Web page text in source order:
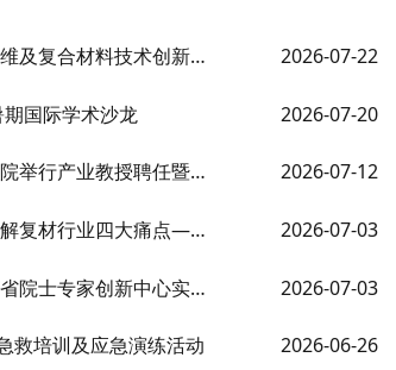
• 中宣部2026年“活力中国调研行”走进长三角碳纤维及复合材料技术创新中心 2026-07-22
国际学术沙龙 2026-07-20
• 【强化产学研深度融合】创新中心与江苏理工学院举行产业教授聘任暨研究生工作站揭牌仪式 2026-07-12
• 国产连续回收碳纤维技术实现闭环低碳循环，破解复材行业四大痛点——中心两项创新产品获商标授权 2026-07-03
• 喜报！长三角碳纤维及复合材料技术创新中心获省院士专家创新中心实体化建设立项 2026-07-03
救培训及应急演练活动 2026-06-26